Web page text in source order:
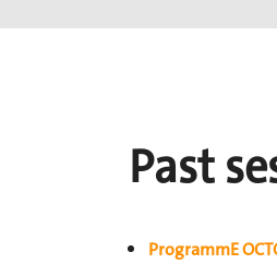
Past
ProgrammE